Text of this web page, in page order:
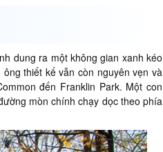
dung ra một không gian xanh kéo
thiết kế vẫn còn nguyên vẹn và
đến Franklin Park. Một con
mòn chính chạy dọc theo phía